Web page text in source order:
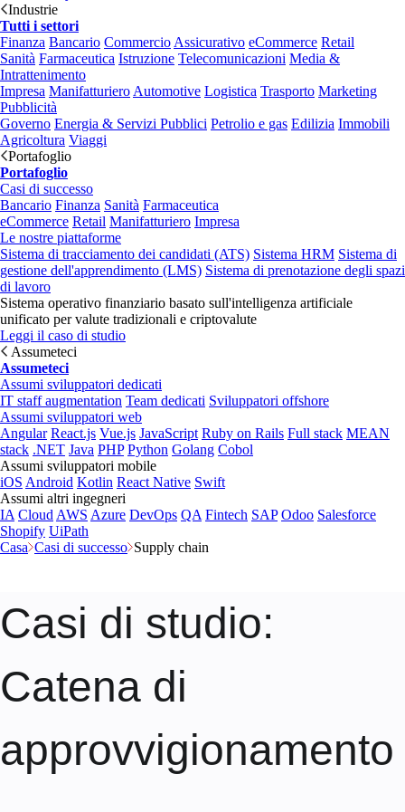
Industrie
Tutti i settori
Finanza Bancario Commercio Assicurativo eCommerce Retail
Sanità Farmaceutica Istruzione Telecomunicazioni Media &
Intrattenimento
Impresa Manifatturiero Automotive Logistica Trasporto Marketing
Pubblicità
Governo Energia & Servizi Pubblici Petrolio e gas Edilizia Immobili
Agricoltura Viaggi
Portafoglio
Portafoglio
Casi di successo
Bancario Finanza Sanità Farmaceutica
eCommerce Retail Manifatturiero Impresa
Le nostre piattaforme
Sistema di tracciamento dei candidati (ATS) Sistema HRM Sistema di
gestione dell'apprendimento (LMS) Sistema di prenotazione degli spazi
di lavoro
Sistema operativo finanziario basato sull'intelligenza artificiale
unificato per valute tradizionali e criptovalute
Leggi il caso di studio
Assumeteci
Assumeteci
Assumi sviluppatori dedicati
IT staff augmentation Team dedicati Sviluppatori offshore
Assumi sviluppatori web
Angular React.js Vue.js JavaScript Ruby on Rails Full stack MEAN
stack .NET Java PHP Python Golang Cobol
Assumi sviluppatori mobile
iOS Android Kotlin React Native Swift
Assumi altri ingegneri
IA Cloud AWS Azure DevOps QA Fintech SAP Odoo Salesforce
Shopify UiPath
Casa Casi di successo Supply chain
Casi di studio:
Catena di
approvvigionamento